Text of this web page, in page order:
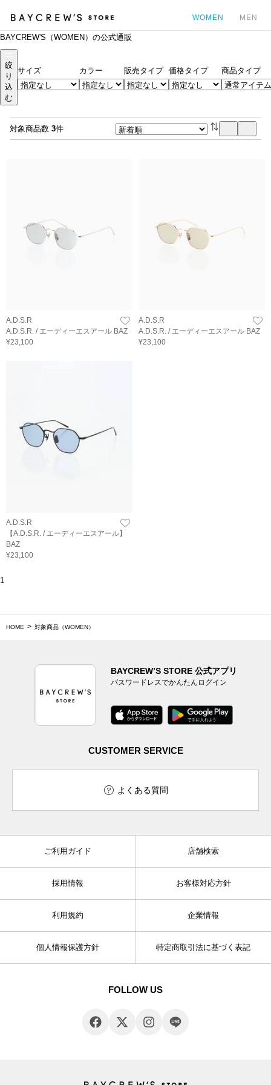
WOMEN MEN
BAYCREW'S（WOMEN）の公式通販
絞
り
込
む
サイズ カラー 販売タイプ 価格タイプ 商品タイプ
対象商品数 3件
A.D.S.R
A.D.S.R. / エーディーエスアール BAZ
¥23,100
A.D.S.R
A.D.S.R. / エーディーエスアール BAZ
¥23,100
A.D.S.R
【A.D.S.R. / エーディーエスアール】
BAZ
¥23,100
1
HOME 対象商品（WOMEN）
BAYCREW’S STORE 公式アプリ
パスワードレスでかんたんログイン
CUSTOMER SERVICE
よくある質問
ご利用ガイド 店舗検索
採用情報 お客様対応方針
利用規約 企業情報
個人情報保護方針 特定商取引法に基づく表記
FOLLOW US